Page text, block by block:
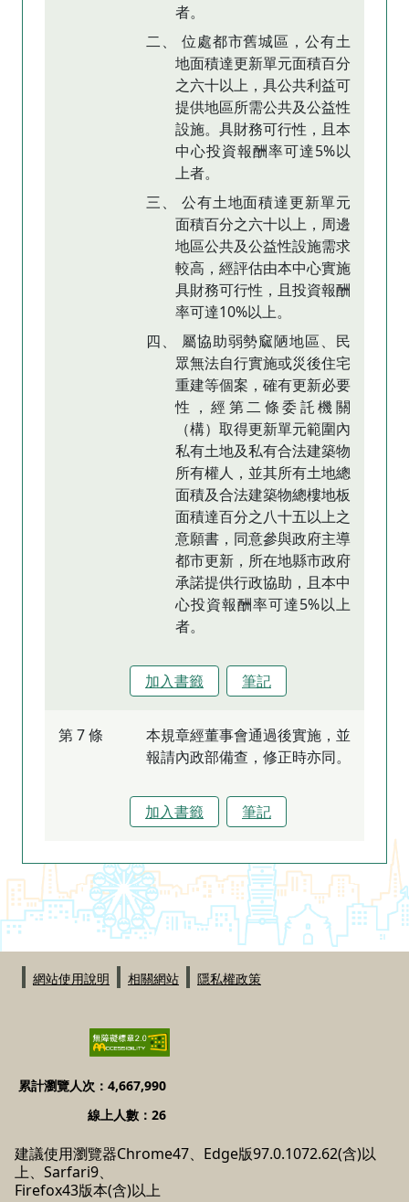
者。
二、 位處都市舊城區，公有土
地面積達更新單元面積百分
之六十以上，具公共利益可
提供地區所需公共及公益性
設施。具財務可行性，且本
中心投資報酬率可達5%以
上者。
三、 公有土地面積達更新單元
面積百分之六十以上，周邊
地區公共及公益性設施需求
較高，經評估由本中心實施
具財務可行性，且投資報酬
率可達10%以上。
四、 屬協助弱勢窳陋地區、民
眾無法自行實施或災後住宅
重建等個案，確有更新必要
性，經第二條委託機關
（構）取得更新單元範圍內
私有土地及私有合法建築物
所有權人，並其所有土地總
面積及合法建築物總樓地板
面積達百分之八十五以上之
意願書，同意參與政府主導
都市更新，所在地縣市政府
承諾提供行政協助，且本中
心投資報酬率可達5%以上
者。
加入書籤 筆記
第 7 條
本規章經董事會通過後實施，並
報請內政部備查，修正時亦同。
加入書籤 筆記
網站使用說明 相關網站 隱私權政策
線上人數：26
累計瀏覽人次：4,667,990
建議使用瀏覽器Chrome47、Edge版97.0.1072.62(含)以
上、Sarfari9、
Firefox43版本(含)以上